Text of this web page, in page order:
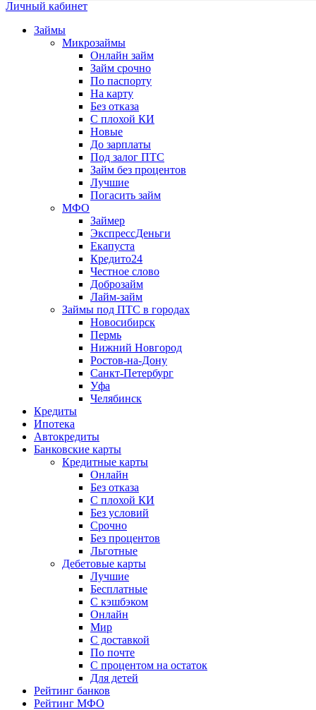
Личный кабинет
Займы
Микрозаймы
Онлайн займ
Займ срочно
По паспорту
На карту
Без отказа
С плохой КИ
Новые
До зарплаты
Под залог ПТС
Займ без процентов
Лучшие
Погасить займ
МФО
Займер
ЭкспрессДеньги
Екапуста
Кредито24
Честное слово
Доброзайм
Лайм-займ
Займы под ПТС в городах
Новосибирск
Пермь
Нижний Новгород
Ростов-на-Дону
Санкт-Петербург
Уфа
Челябинск
Кредиты
Ипотека
Автокредиты
Банковские карты
Кредитные карты
Онлайн
Без отказа
С плохой КИ
Без условий
Срочно
Без процентов
Льготные
Дебетовые карты
Лучшие
Бесплатные
С кэшбэком
Онлайн
Мир
С доставкой
По почте
С процентом на остаток
Для детей
Рейтинг банков
Рейтинг МФО